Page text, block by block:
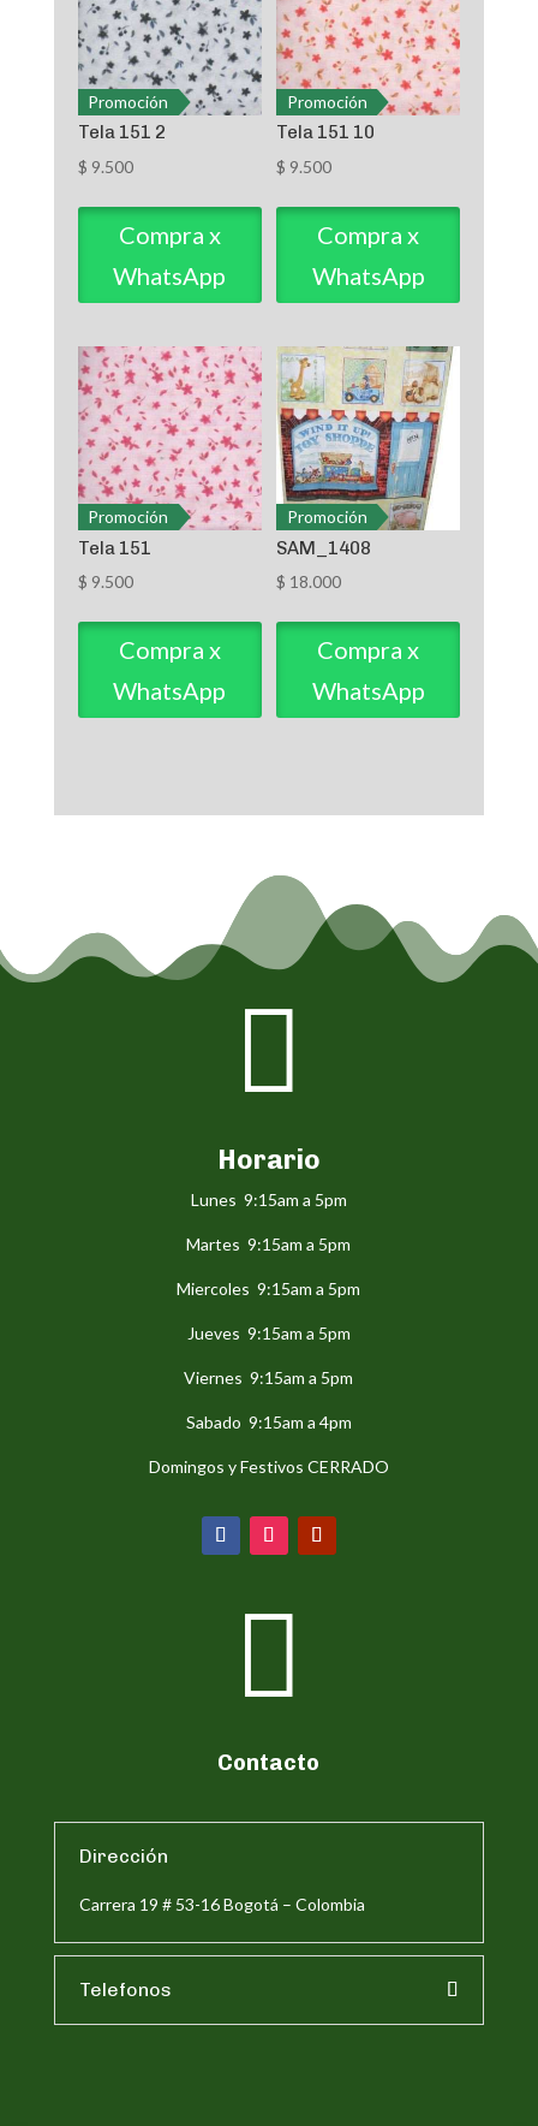
Promoción
Tela 151 2
$ 9.500
Compra x
WhatsApp
Promoción
Tela 151 10
$ 9.500
Compra x
WhatsApp
Promoción
Tela 151
$ 9.500
Compra x
WhatsApp
Promoción
SAM_1408
$ 18.000
Compra x
WhatsApp

Horario
Lunes 9:15am a 5pm
Martes 9:15am a 5pm
Miercoles 9:15am a 5pm
Jueves 9:15am a 5pm
Viernes 9:15am a 5pm
Sabado 9:15am a 4pm
Domingos y Festivos CERRADO

Contacto
Dirección
Carrera 19 # 53-16 Bogotá – Colombia
Telefonos